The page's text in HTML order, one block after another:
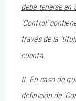
debe tenerse
'Control'
través de la
cuenta.
II. En caso de
definición de